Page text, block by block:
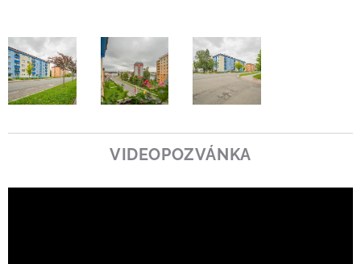
VIDEOPOZVÁNKA